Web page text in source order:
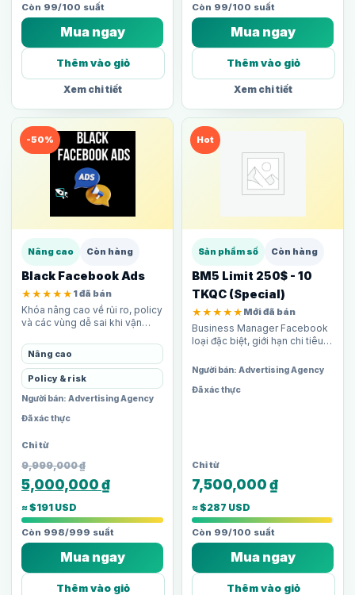
Còn 99/100 suất
Mua ngay
Thêm vào giỏ
Xem chi tiết
Còn 99/100 suất
Mua ngay
Thêm vào giỏ
Xem chi tiết
-50%
Nâng cao Còn hàng
Black Facebook Ads
★★★★★ 1 đã bán
Khóa nâng cao về rủi ro, policy
và các vùng dễ sai khi vận
Nâng cao
Policy & risk
Người bán: Advertising Agency
Đã xác thực
9,999,000₫
5,000,000 ₫
≈ $191 USD
Còn 998/999 suất
Mua ngay
Thêm vào giỏ
Hot
Sản phẩm số Còn hàng
BM5 Limit 250$ - 10
TKQC (Special)
★★★★★ Mới đã bán
Business Manager Facebook
loại đặc biệt, giới hạn chi tiêu
quảng cáo - kết hợp 5 TKQC
phát triển tự…
Người bán: Advertising Agency
Đã xác thực
7,500,000 ₫
≈ $287 USD
Còn 99/100 suất
Mua ngay
Thêm vào giỏ